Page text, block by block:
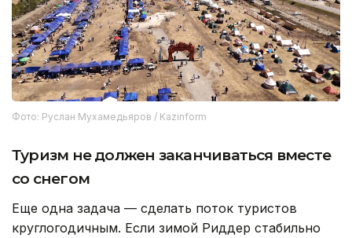
Фото: Руслан Мухамедьяров / Kazinform
Туризм не должен заканчиваться вместе
со снегом
Еще одна задача — сделать поток туристов
круглогодичным. Если зимой Риддер стабильно